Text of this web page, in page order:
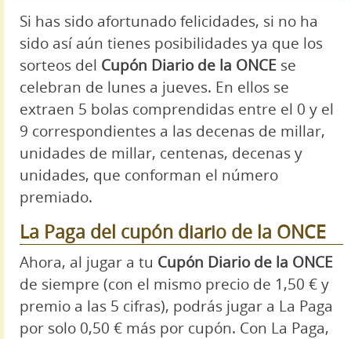
Si has sido afortunado felicidades, si no ha
sido así aún tienes posibilidades ya que los
sorteos del Cupón Diario de la ONCE se
celebran de lunes a jueves. En ellos se
extraen 5 bolas comprendidas entre el 0 y el
9 correspondientes a las decenas de millar,
unidades de millar, centenas, decenas y
unidades, que conforman el número
premiado.
La Paga del cupón diario de la ONCE
Ahora, al jugar a tu Cupón Diario de la ONCE
de siempre (con el mismo precio de 1,50 € y
premio a las 5 cifras), podrás jugar a La Paga
por solo 0,50 € más por cupón. Con La Paga,